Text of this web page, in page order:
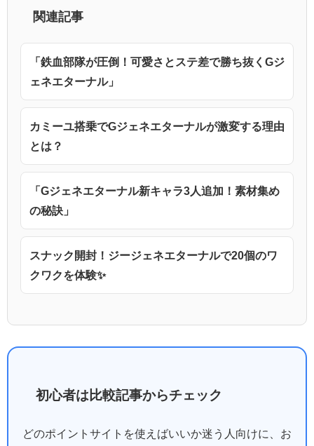
関連記事
「鉄血部隊が圧倒！可愛さとステ差で勝ち抜くGジ
ェネエターナル」
カミーユ搭乗でGジェネエターナルが激変する理由
とは？
「Gジェネエターナル新キャラ3人追加！素材集め
の秘訣」
スナック開封！ジージェネエターナルで20個のワ
クワクを体験✨
初心者は比較記事からチェック
どのポイントサイトを使えばいいか迷う人向けに、お